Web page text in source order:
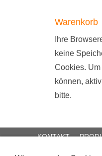
Warenkorb
Ihre
keine
Cookies.
können,
bitte.
KONTAKT